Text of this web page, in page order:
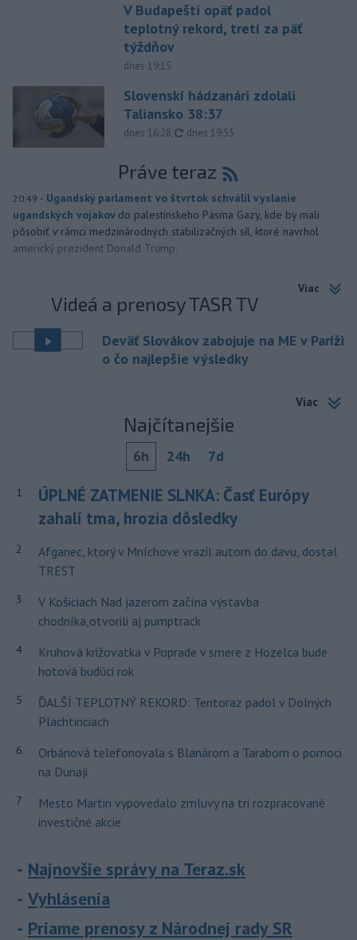
V Budapešti opäť padol
teplotný rekord, tretí za päť
týždňov
dnes 19:15
Slovenskí hádzanári zdolali
Taliansko 38:37
dnes 16:28, aktualizované
dnes 19:55
Práve teraz
20:49 - Ugandský parlament vo štvrtok schválil vyslanie
ugandských vojakov do palestínskeho Pásma Gazy, kde by mali
pôsobiť v rámci medzinárodných stabilizačných síl, ktoré navrhol
americký prezident Donald Trump.
Viac
Videá a prenosy TASR TV
Deväť Slovákov zabojuje na ME v Paríži
o čo najlepšie výsledky
Viac
Najčítanejšie
6h 24h 7d
1
ÚPLNÉ ZATMENIE SLNKA: Časť Európy
zahalí tma, hrozia dôsledky
2
Afganec, ktorý v Mníchove vrazil autom do davu, dostal
TREST
3
V Košiciach Nad jazerom začína výstavba
chodníka,otvorili aj pumptrack
4
Kruhová križovatka v Poprade v smere z Hozelca bude
hotová budúci rok
5
ĎALŠÍ TEPLOTNÝ REKORD: Tentoraz padol v Dolných
Plachtinciach
6
Orbánová telefonovala s Blanárom a Tarabom o pomoci
na Dunaji
7
Mesto Martin vypovedalo zmluvy na tri rozpracované
investičné akcie
Najnovšie správy na Teraz.sk
Vyhlásenia
Priame prenosy z Národnej rady SR